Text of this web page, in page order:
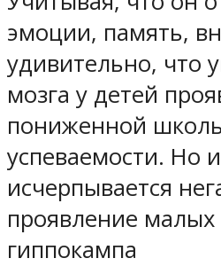
эмоции, память,
удивительно, что
мозга у детей
пониженной
успеваемости. Но
исчерпывается
проявление малых
гиппокампа